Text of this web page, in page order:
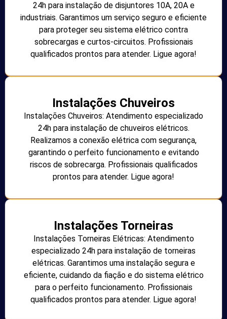
24h para instalação de disjuntores 10A, 20A e
industriais. Garantimos um serviço seguro e eficiente
para proteger seu sistema elétrico contra
sobrecargas e curtos-circuitos. Profissionais
qualificados prontos para atender. Ligue agora!
Instalações Chuveiros
Instalações Chuveiros: Atendimento especializado
24h para instalação de chuveiros elétricos.
Realizamos a conexão elétrica com segurança,
garantindo o perfeito funcionamento e evitando
riscos de sobrecarga. Profissionais qualificados
prontos para atender. Ligue agora!
Instalações Torneiras
Instalações Torneiras Elétricas: Atendimento
especializado 24h para instalação de torneiras
elétricas. Garantimos uma instalação segura e
eficiente, cuidando da fiação e do sistema elétrico
para o perfeito funcionamento. Profissionais
qualificados prontos para atender. Ligue agora!